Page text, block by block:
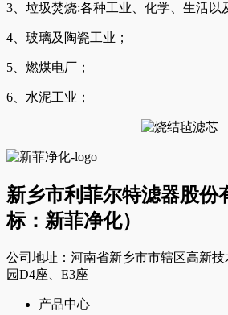
3、垃圾焚烧:各种工业、化学、生活以
4、玻璃及陶瓷工业；
5、燃煤电厂；
6、水泥工业；
新乡市利菲尔特滤器股份
标：新菲净化）
公司地址：河南省新乡市市辖区高新
园D4座、E3座
产品中心